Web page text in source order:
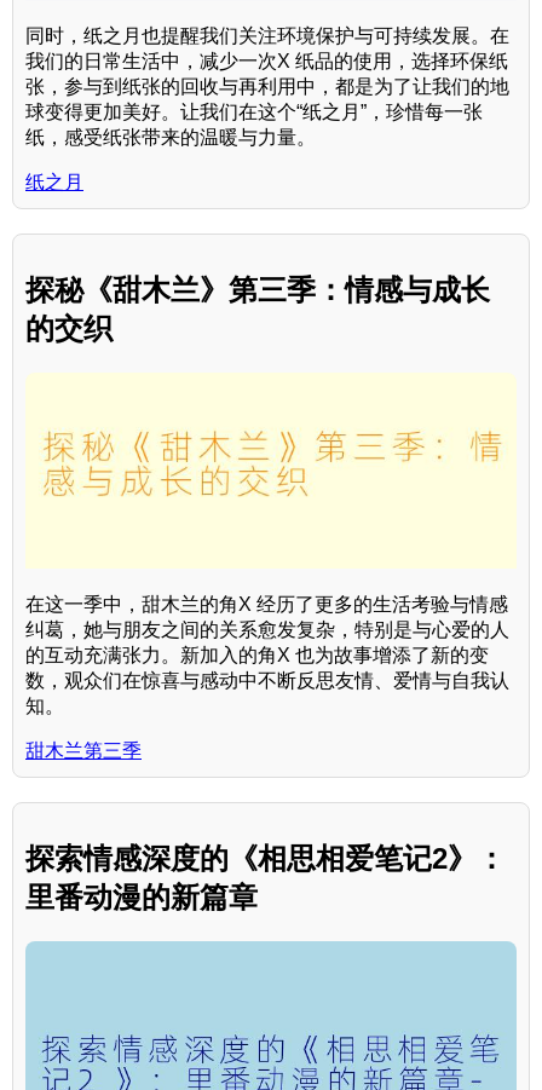
同时，纸之月也提醒我们关注环境保护与可持续发展。在
我们的日常生活中，减少一次X 纸品的使用，选择环保纸
张，参与到纸张的回收与再利用中，都是为了让我们的地
球变得更加美好。让我们在这个“纸之月”，珍惜每一张
纸，感受纸张带来的温暖与力量。
纸之月
探秘《甜木兰》第三季：情感与成长
的交织
在这一季中，甜木兰的角X 经历了更多的生活考验与情感
纠葛，她与朋友之间的关系愈发复杂，特别是与心爱的人
的互动充满张力。新加入的角X 也为故事增添了新的变
数，观众们在惊喜与感动中不断反思友情、爱情与自我认
知。
甜木兰第三季
探索情感深度的《相思相爱笔记2》：
里番动漫的新篇章